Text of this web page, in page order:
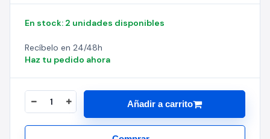
En stock: 2 unidades disponibles
Recíbelo en 24/48h
Haz tu pedido ahora
Añadir a carrito